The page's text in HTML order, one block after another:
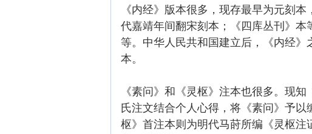
《内经》版本很多，现存最早为元刻
代嘉靖年间翻宋刻本；《四库丛刊》本
等。中华人民共和国建立后，《内经
本。
《素问》和《灵枢》注本也很多。现
氏注文结合个人心得，将《素问》予
枢》首注本则为明代马莳所编《灵枢